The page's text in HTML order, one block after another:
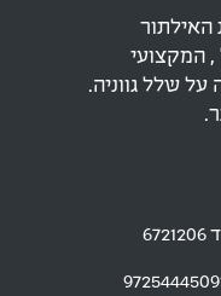
האילתור
, המקצועי
שלל גווניה.